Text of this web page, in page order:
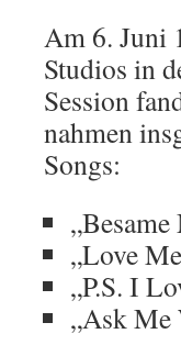
Am 6. Juni
Studios in
Session
nahmen
Songs:
„Love
„P.S. I
„Ask Me